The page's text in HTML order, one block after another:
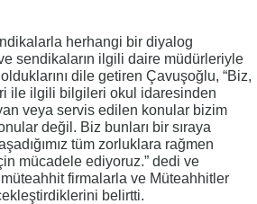
herhangi bir diyalog
sendikaların ilgili daire müdürleriyle
dile getiren Çavuşoğlu, “Biz,
ile ilgili bilgileri okul idaresinden
veya servis edilen konular bizim
değil. Biz bunları bir sıraya
tüm zorluklara rağmen
mücadele ediyoruz.” dedi ve
firmalarla ve Müteahhitler
belirtti.